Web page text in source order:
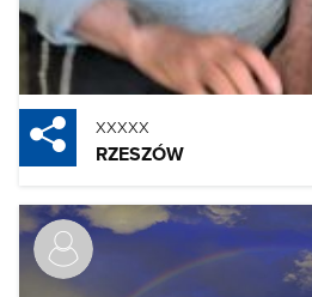
xxxxx
RZESZÓW